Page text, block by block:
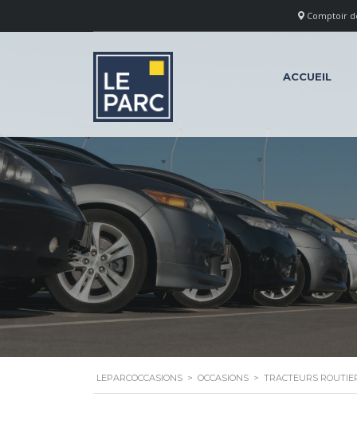
Comptoir
ACCUEIL
LEPARCOCCASIONS > OCCASIONS > TRACTEURS